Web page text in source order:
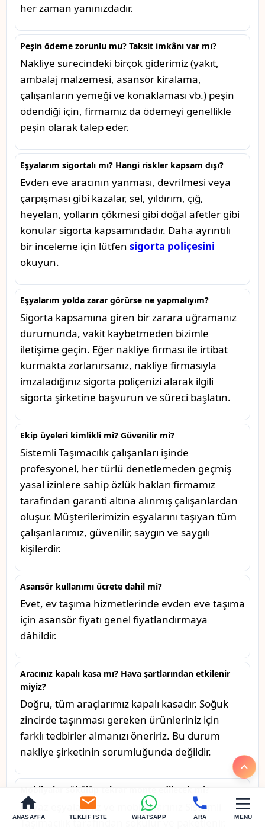
ANASAYFA TEKLIF İSTE WHATSAPP ARA MENÜ
her zaman yanınızdadır.
Peşin ödeme zorunlu mu? Taksit imkânı var mı?
Nakliye sürecindeki birçok giderimiz (yakıt,
ambalaj malzemesi, asansör kiralama,
çalışanların yemeği ve konaklaması vb.) peşin
ödendiği için, firmamız da ödemeyi genellikle
peşin olarak talep eder.
Eşyalarım sigortalı mı? Hangi riskler kapsam dışı?
Evden eve aracının yanması, devrilmesi veya
çarpışması gibi kazalar, sel, yıldırım, çığ,
heyelan, yolların çökmesi gibi doğal afetler gibi
konular sigorta kapsamındadır. Daha ayrıntılı
bir inceleme için lütfen sigorta poliçesini
okuyun.
Eşyalarım yolda zarar görürse ne yapmalıyım?
Sigorta kapsamına giren bir zarara uğramanız
durumunda, vakit kaybetmeden bizimle
iletişime geçin. Eğer nakliye firması ile irtibat
kurmakta zorlanırsanız, nakliye firmasıyla
imzaladığınız sigorta poliçenizi alarak ilgili
sigorta şirketine başvurun ve süreci başlatın.
Ekip üyeleri kimlikli mi? Güvenilir mi?
Sistemli Taşımacılık çalışanları işinde
profesyonel, her türlü denetlemeden geçmiş
yasal izinlere sahip özlük hakları firmamız
tarafından garanti altına alınmış çalışanlardan
oluşur. Müşterilerimizin eşyalarını taşıyan tüm
çalışanlarımız, güvenilir, saygın ve saygılı
kişilerdir.
Asansör kullanımı ücrete dahil mi?
Evet, ev taşıma hizmetlerinde evden eve taşıma
için asansör fiyatı genel fiyatlandırmaya
dâhildir.
Aracınız kapalı kasa mı? Hava şartlarından etkilenir
miyiz?
Doğru, tüm araçlarımız kapalı kasadır. Soğuk
zincirde taşınması gereken ürünleriniz için
farklı tedbirler almanızı öneririz. Bu durum
nakliye şirketinin sorumluğunda değildir.
Mobilyalar sökülüp tekrar monte edilecek mi?
Beyaz eşyalarınız ve mobilyalarınız Sistemli
Taşımacılık tarafından sökülür ve paketlenir.